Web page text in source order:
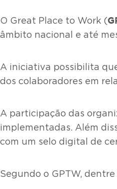
O Great Place to Work (
âmbito nacional e até
A iniciativa possibilita
dos colaboradores em
A participação das
implementadas. Além
com um selo digital de
Segundo o GPTW,